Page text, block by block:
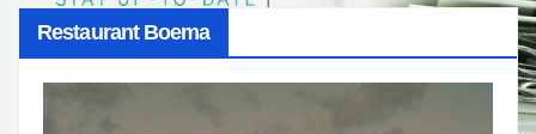
Restaurant Boema